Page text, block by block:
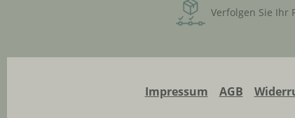
Verfolgen Sie Ihr
Impressum AGB